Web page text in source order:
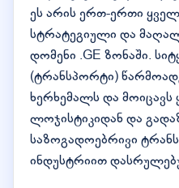
ეს არის ერთ-ერთი
სტრატეგიული და
დომენი .GE ზონაში.
(ტრანსპორტი)
ხერხემალს და
ლოჯისტიკიდან და
საზოგადოებრივი
ინდუსტრიით